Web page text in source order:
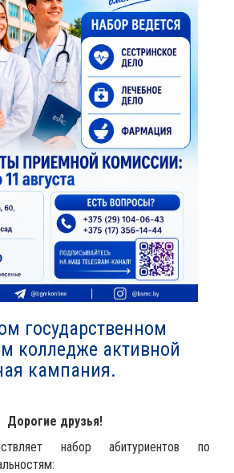
колледже активной
кампания.
Дорогие друзья!
набор абитуриентов по